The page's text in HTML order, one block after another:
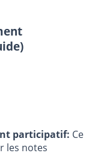
participatif: Ce
les notes